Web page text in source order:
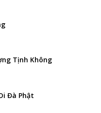
Tịnh Không
Đà Phật